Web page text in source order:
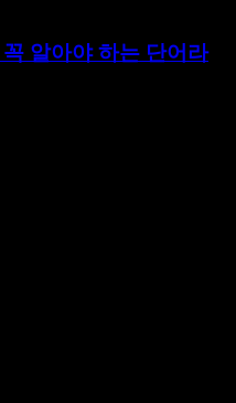
알아야 하는 단어라